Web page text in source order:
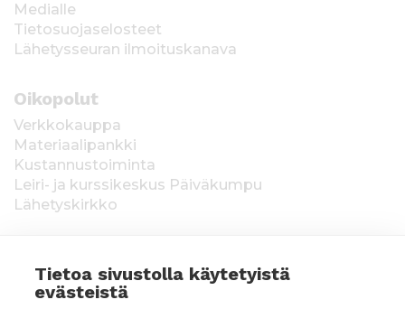
Tietoa sivustolla käytetyistä
evästeistä
Medialle
Tietosuojaselosteet
Lähetysseuran ilmoituskanava
Oikopolut
Verkkokauppa
Materiaalipankki
Kustannustoiminta
Leiri- ja kurssikeskus Päiväkumpu
Lähetyskirkko